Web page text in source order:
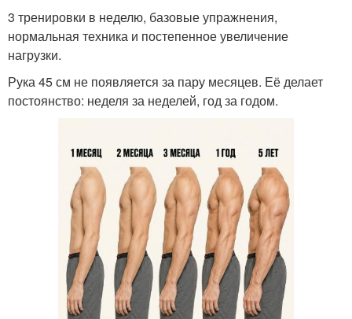
3 тренировки в неделю, базовые упражнения,
нормальная техника и постепенное увеличение
нагрузки.
Рука 45 см не появляется за пару месяцев. Её делает
постоянство: неделя за неделей, год за годом.